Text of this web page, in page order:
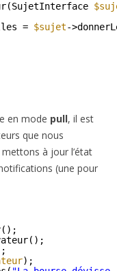
= $sujet-
en mode pull, il est
que nous
à jour l’état
(une pour
);